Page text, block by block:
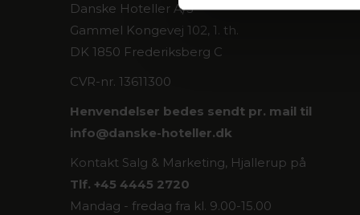
Danske Hoteller A/S
Gammel Kongevej 102, 1. th.
DK 1850 Frederiksberg C
CVR-nr. 13611300
Henvendelser bedes sendt pr. mail til
info@danske-hoteller.dk
Kontakt Salg & Marketing, Hjallerup på
Tlf. +45 4445 2720
Mandag - fredag fra kl. 9.00-15.00